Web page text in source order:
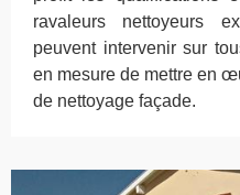
ravaleurs nettoyeurs
peuvent intervenir sur
en mesure de mettre en
de nettoyage façade.